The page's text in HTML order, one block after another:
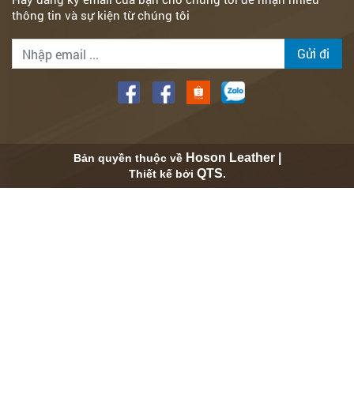
thông tin và sự kiện từ chúng tôi
Gửi đi
Bản quyền thuộc về Hoson Leather |
Thiết kế bởi QTS.